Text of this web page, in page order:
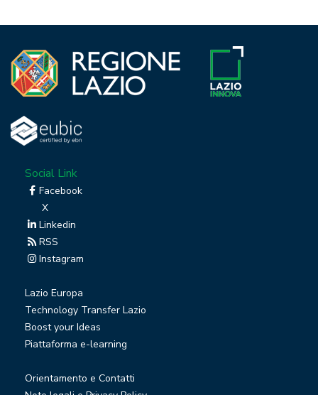
Social Link
Facebook
X
Linkedin
RSS
Instagram
Lazio Europa
Technology Transfer Lazio
Boost your Ideas
Piattaforma e-learning
Orientamento e Contatti